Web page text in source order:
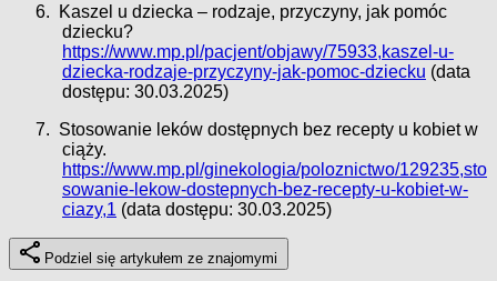
6.
Kaszel u dziecka – rodzaje, przyczyny, jak pomóc
dziecku?
https://www.mp.pl/pacjent/objawy/75933,kaszel-u-
dziecka-rodzaje-przyczyny-jak-pomoc-dziecku (data
dostępu: 30.03.2025)
7. Stosowanie leków dostępnych bez recepty u kobiet w
ciąży.
https://www.mp.pl/ginekologia/poloznictwo/129235,sto
sowanie-lekow-dostepnych-bez-recepty-u-kobiet-w-
ciazy,1 (data dostępu: 30.03.2025)
Podziel się artykułem ze znajomymi